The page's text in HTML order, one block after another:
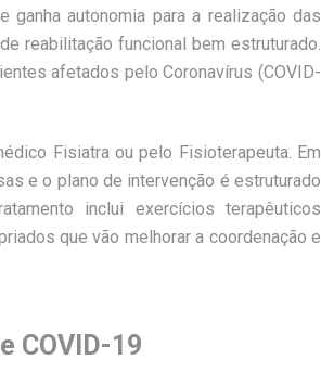
ganha autonomia para a realização das
reabilitação funcional bem estruturado.
afetados pelo Coronavírus (COVID-
Fisiatra ou pelo Fisioterapeuta. Em
e o plano de intervenção é estruturado
inclui exercícios terapêuticos
que vão melhorar a coordenação e
COVID-19